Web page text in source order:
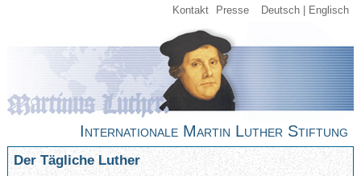
Kontakt Presse Deutsch Englisch
Internationale Martin Luther Stiftung
Der Tägliche Luther